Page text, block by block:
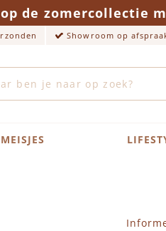
de zomercollectie
Showroom op
MEISJES